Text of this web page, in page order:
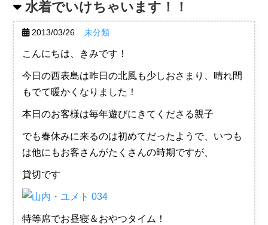
水着でいけちゃいます！！
2013/03/26 未分類
こんにちは、きみです！
今日の西表島は昨日の北風も少しおさまり、晴れ間
もでて暖かくなりました！
本日のお客様は毎年遊びにきてくださる親子
でも春休みに来るのは初めてだったようで、いつも
は他にもお客さんがたくさんの時期ですが、
貸切です
特等席でお昼寝＆おやつタイム！